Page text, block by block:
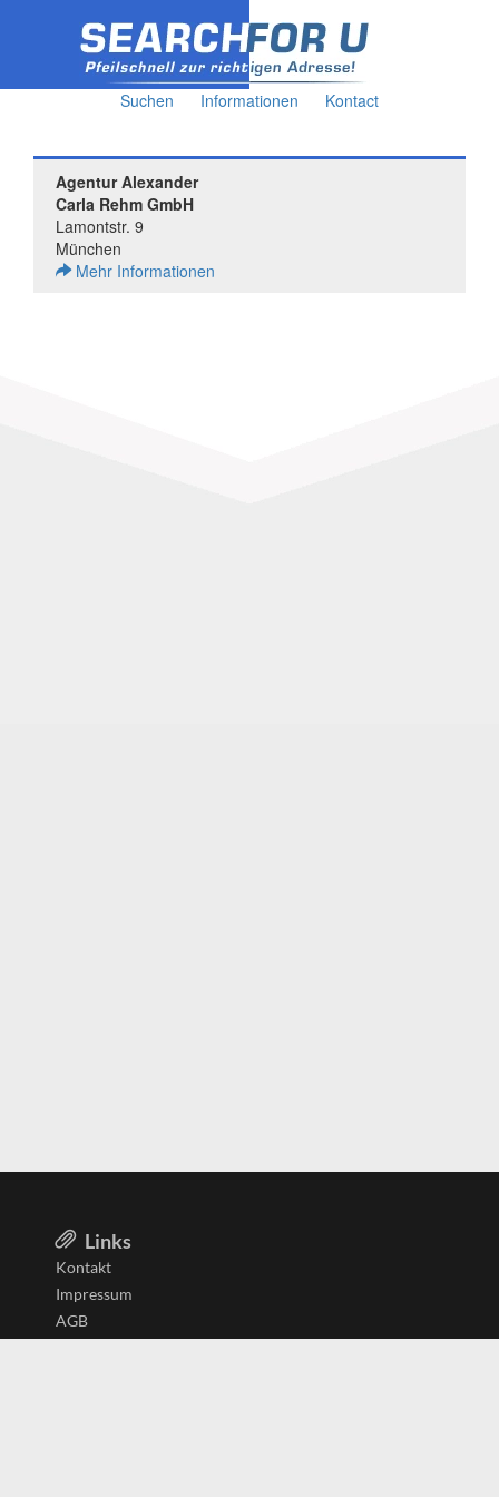
Suchen Informationen Kontact
Agentur Alexander
Carla Rehm GmbH
Lamontstr. 9
München
Mehr Informationen
Links
Kontakt
Impressum
AGB